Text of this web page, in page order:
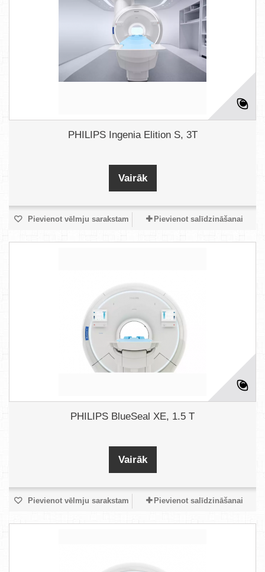
PHILIPS Ingenia Elition S, 3T
Vairāk
Pievienot vēlmju sarakstam Pievienot salīdzināšanai
PHILIPS BlueSeal XE, 1.5 T
Vairāk
Pievienot vēlmju sarakstam Pievienot salīdzināšanai